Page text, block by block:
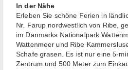
In der Nähe
Erleben Sie schöne Ferien in
Nr. Farup nordwestlich von Ribe,
im Danmarks Nationalpark
Wattenmeer und Ribe
Schafe grasen. Es ist nur eine 5-
Zentrum und 500 Meter zum